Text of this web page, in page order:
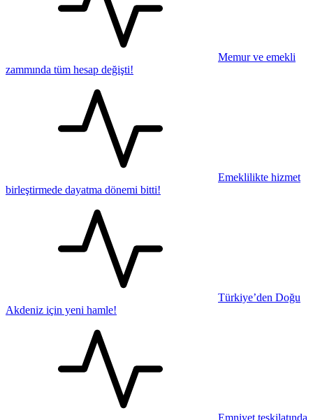
Memur ve emekli
zammında tüm hesap değişti!
Emeklilikte hizmet
birleştirmede dayatma dönemi bitti!
Türkiye’den Doğu
Akdeniz için yeni hamle!
Emniyet teşkilatında